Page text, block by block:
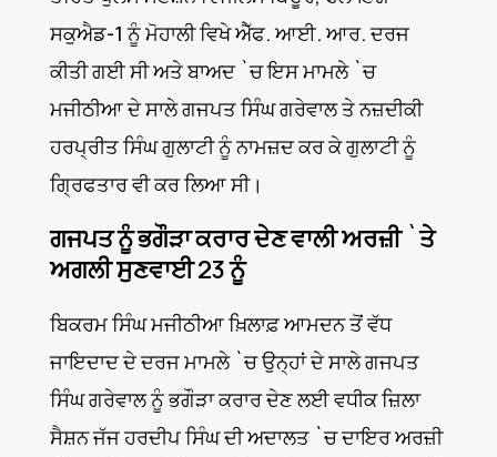
ਸਕੁਐਡ-1 ਨੂੰ ਮੋਹਾਲੀ ਵਿਖੇ ਐੱਫ. ਆਈ. ਆਰ. ਦਰਜ
ਕੀਤੀ ਗਈ ਸੀ ਅਤੇ ਬਾਅਦ `ਚ ਇਸ ਮਾਮਲੇ `ਚ
ਮਜੀਠੀਆ ਦੇ ਸਾਲੇ ਗਜਪਤ ਸਿੰਘ ਗਰੇਵਾਲ ਤੇ ਨਜ਼ਦੀਕੀ
ਹਰਪ੍ਰੀਤ ਸਿੰਘ ਗੁਲਾਟੀ ਨੂੰ ਨਾਮਜ਼ਦ ਕਰ ਕੇ ਗੁਲਾਟੀ ਨੂੰ
ਗ੍ਰਿਫਤਾਰ ਵੀ ਕਰ ਲਿਆ ਸੀ।
ਗਜਪਤ ਨੂੰ ਭਗੌੜਾ ਕਰਾਰ ਦੇਣ ਵਾਲੀ ਅਰਜ਼ੀ `ਤੇ
ਅਗਲੀ ਸੁਣਵਾਈ 23 ਨੂੰ
ਬਿਕਰਮ ਸਿੰਘ ਮਜੀਠੀਆ ਖ਼ਿਲਾਫ਼ ਆਮਦਨ ਤੋਂ ਵੱਧ
ਜਾਇਦਾਦ ਦੇ ਦਰਜ ਮਾਮਲੇ `ਚ ਉਨ੍ਹਾਂ ਦੇ ਸਾਲੇ ਗਜਪਤ
ਸਿੰਘ ਗਰੇਵਾਲ ਨੂੰ ਭਗੌੜਾ ਕਰਾਰ ਦੇਣ ਲਈ ਵਧੀਕ ਜ਼ਿਲਾ
ਸੈਸ਼ਨ ਜੱਜ ਹਰਦੀਪ ਸਿੰਘ ਦੀ ਅਦਾਲਤ `ਚ ਦਾਇਰ ਅਰਜ਼ੀ